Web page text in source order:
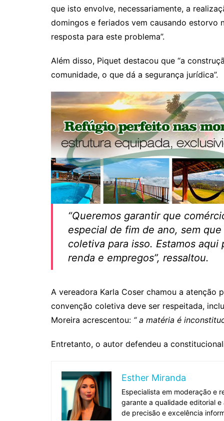
que isto envolve, necessariamente, a
domingos e feriados vem causando estorvo
resposta para este problema”.
Além disso, Piquet destacou que “a
comunidade, o que dá a segurança jurídica”.
“Queremos garantir que
especial de fim de ano, sem
coletiva para isso. Estamos
renda e empregos”, ressaltou.
A vereadora Karla Coser chamou a atenção
convenção coletiva deve ser respeitada,
Moreira acrescentou: “ a matéria é
Entretanto, o autor defendeu a
Esther Miranda
Especialista em moderação e
garante a qualidade editorial
de precisão e excelência